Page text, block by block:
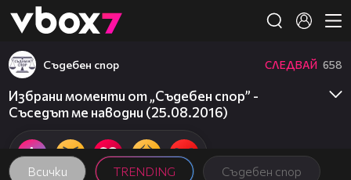
👾
Всички TRENDING Съдебен спор
Съдебен спор СЛЕДВАЙ 658
Избрани моменти от „Съдебен спор” -
Съседът ме наводни (25.08.2016)